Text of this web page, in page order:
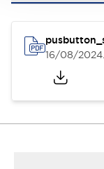
16/08/2024